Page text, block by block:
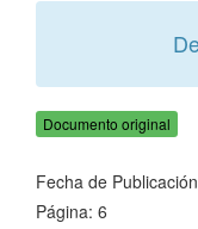
Documento original
Fecha de
Página: 6